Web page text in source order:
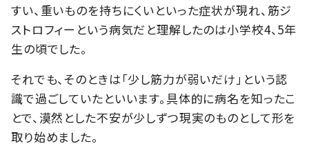
すい、重いものを持ちにくいといった症状が現れ、筋ジ
ストロフィーという病気だと理解したのは小学校4、5年
生の頃でした。
それでも、そのときは「少し筋力が弱いだけ」という認
識で過ごしていたといいます。具体的に病名を知ったこ
とで、漠然とした不安が少しずつ現実のものとして形を
取り始めました。